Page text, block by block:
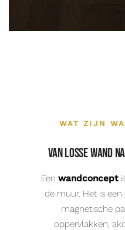
WAT ZIJN
Van losse wand
Een wandconcept
de muur. Het is
magnetische
oppervlakken,